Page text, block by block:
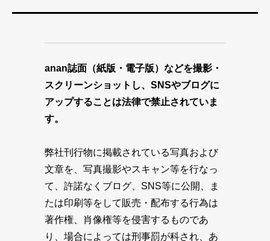
anan誌面（紙版・電子版）などを撮影・
スクリーンショットし、SNSやブログに
アップすることは法律で禁止されていま
す。
弊社刊行物に掲載されている写真および
文章を、写真撮影やスキャン等を行なっ
て、許諾なくブログ、SNS等に公開、ま
たは印刷等をして販売・配布する行為は
著作権、肖像権等を侵害するものであ
り、場合によっては刑事罰が科され、あ